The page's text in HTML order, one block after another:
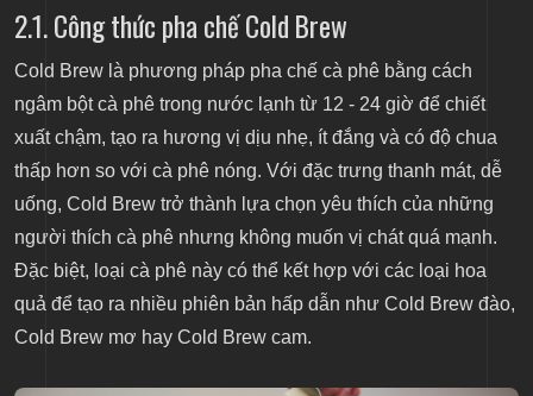
2.1. Công thức pha chế Cold Brew
Cold Brew là phương pháp pha chế cà phê bằng cách
ngâm bột cà phê trong nước lạnh từ 12 - 24 giờ để chiết
xuất chậm, tạo ra hương vị dịu nhẹ, ít đắng và có độ chua
thấp hơn so với cà phê nóng. Với đặc trưng thanh mát, dễ
uống, Cold Brew trở thành lựa chọn yêu thích của những
người thích cà phê nhưng không muốn vị chát quá mạnh.
Đặc biệt, loại cà phê này có thể kết hợp với các loại hoa
quả để tạo ra nhiều phiên bản hấp dẫn như Cold Brew đào,
Cold Brew mơ hay Cold Brew cam.